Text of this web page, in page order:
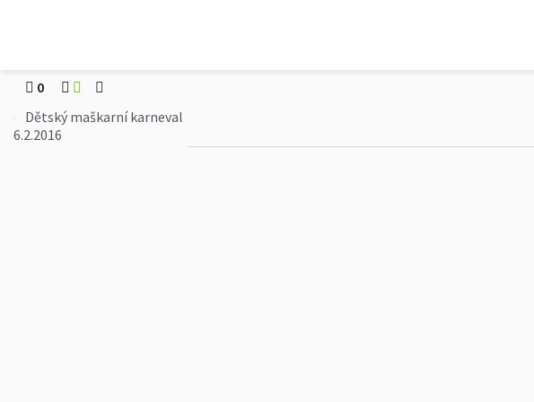
Dětský maškarní karneval
0
Dětský maškarní karneval
6.2.2016